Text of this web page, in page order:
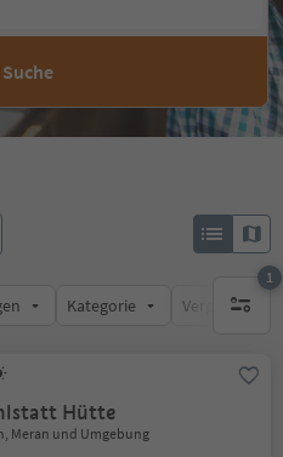
Suche
Kategorie
1
1
Hütte
Meran und Umgebung